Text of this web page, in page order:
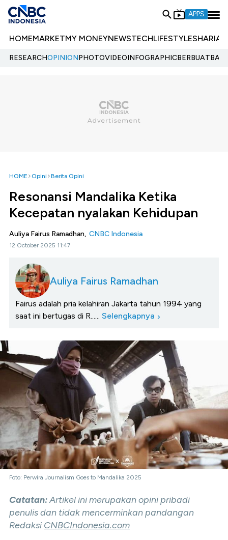
APPS
HOMEMARKETMY MONEYNEWSTECHLIFESTYLESHARIA
RESEARCHOPINIONPHOTOVIDEOINFOGRAPHIC
HOME Opini Berita Opini
Resonansi Mandalika Ketika
Kecepatan nyalakan Kehidupan
Auliya Fairus Ramadhan, CNBC Indonesia
12 October 2025 11:47
Auliya Fairus Ramadhan
Fairus adalah pria kelahiran Jakarta tahun 1994 yang
saat ini bertugas di R...... Selengkapnya
Foto: Perwira Journalism Goes to Mandalika 2025
Catatan:Artikel ini merupakan opini pribadi
penulis dan tidak mencerminkan pandangan
Redaksi CNBCIndonesia.com